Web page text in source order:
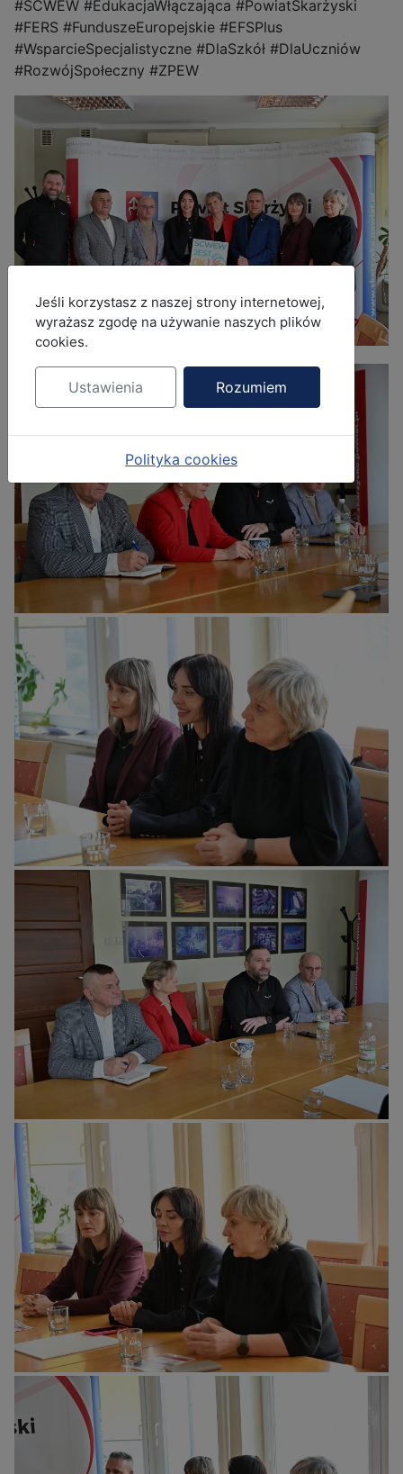
#SCWEW #EdukacjaWłączająca #PowiatSkarżyski
#FERS #FunduszeEuropejskie #EFSPlus
#WsparcieSpecjalistyczne #DlaSzkół #DlaUczniów
#RozwójSpołeczny #ZPEW
MOD_JBCOOKIES_LANG_HEADER_DEFAULT
Jeśli korzystasz z naszej strony internetowej,
wyrażasz zgodę na używanie naszych plików
cookies.
Ustawienia Rozumiem
Polityka cookies